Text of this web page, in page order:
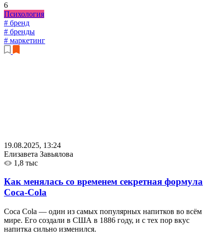
6
Психология
# бренд
# бренды
# маркетинг
19.08.2025, 13:24
Елизавета Завьялова
1,8 тыс
Как менялась со временем секретная формула
Coca-Cola
Coca Cola — один из самых популярных напитков во всём
мире. Его создали в США в 1886 году, и с тех пор вкус
напитка сильно изменился.